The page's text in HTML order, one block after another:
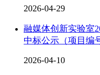
2026-04-29
融媒体创新实验室
中标公示（项目编
2026-04-10